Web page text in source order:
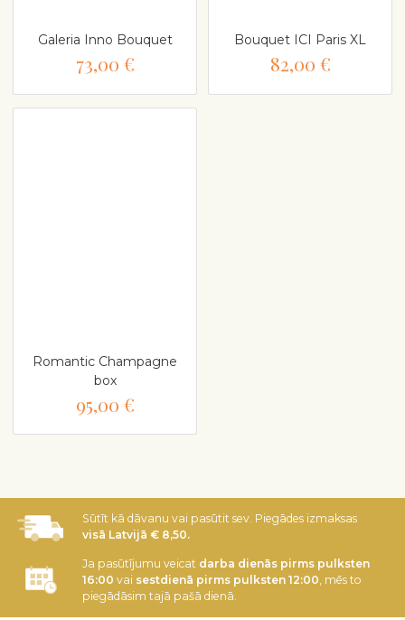
Galeria Inno Bouquet
73,00 €
Bouquet ICI Paris XL
82,00 €
Romantic Champagne
box
95,00 €
Sūtīt kā dāvanu vai pasūtit sev. Piegādes izmaksas
visā Latvijā € 8,50.
Ja pasūtījumu veicat darba dienās pirms pulksten
16:00 vai sestdienā pirms pulksten 12:00, mēs to
piegādāsim tajā pašā dienā.